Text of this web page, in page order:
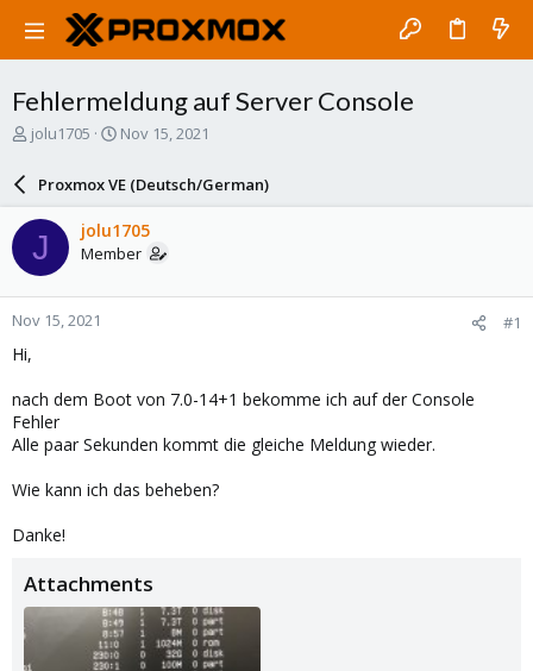
Fehlermeldung auf Server Console
T
a
s
t
a
r
e
jolu1705
S
a
r
d
a
e
Nov 15, 2021
Proxmox VE (Deutsch/German)
J jolu1705
Member
Nov 15, 2021 #1
Hi,
nach dem Boot von 7.0-14+1 bekomme ich auf der Console
Fehler
Alle paar Sekunden kommt die gleiche Meldung wieder.
Wie kann ich das beheben?
Danke!
Attachments